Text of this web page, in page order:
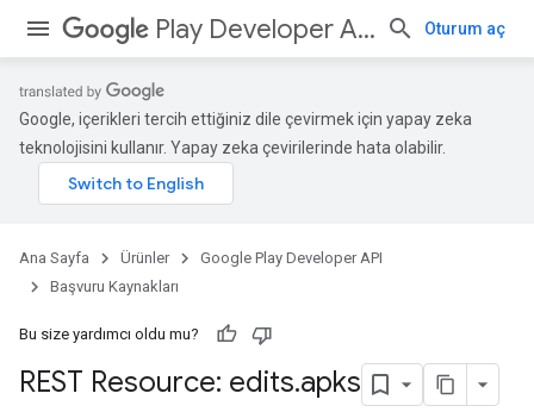
Play Developer API Oturum aç
Google, içerikleri tercih ettiğiniz dile çevirmek için yapay zeka
teknolojisini kullanır. Yapay zeka çevirilerinde hata olabilir.
Ana Sayfa Ürünler
Google Play Developer API
Başvuru Kaynakları
Bu size yardımcı oldu mu?
REST Resource: edits.apks